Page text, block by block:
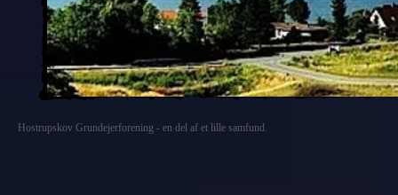
Hostrupskov Grundejerforening - en del af et lille samfund.